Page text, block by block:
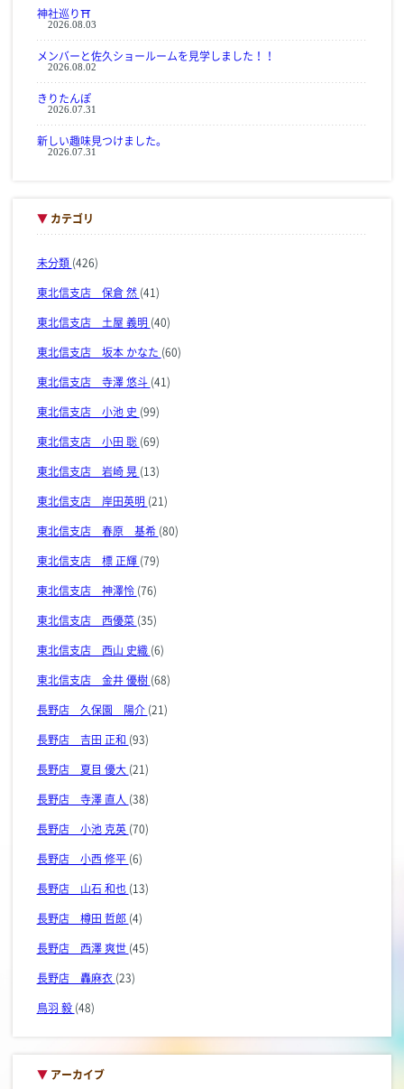
神社巡り⛩
2026.08.03
メンバーと佐久ショールームを見学しました！！
2026.08.02
きりたんぽ
2026.07.31
新しい趣味見つけました。
2026.07.31
▼カテゴリ
未分類 (426)
東北信支店 保倉 然 (41)
東北信支店 土屋 義明 (40)
東北信支店 坂本 かなた (60)
東北信支店 寺澤 悠斗 (41)
東北信支店 小池 史 (99)
東北信支店 小田 聡 (69)
東北信支店 岩崎 晃 (13)
東北信支店 岸田英明 (21)
東北信支店 春原 基希 (80)
東北信支店 標 正輝 (79)
東北信支店 神澤怜 (76)
東北信支店 西優菜 (35)
東北信支店 西山 史織 (6)
東北信支店 金井 優樹 (68)
長野店 久保園 陽介 (21)
長野店 吉田 正和 (93)
長野店 夏目 優大 (21)
長野店 寺澤 直人 (38)
長野店 小池 克英 (70)
長野店 小西 修平 (6)
長野店 山石 和也 (13)
長野店 樽田 哲郎 (4)
長野店 西澤 爽世 (45)
長野店 轟麻衣 (23)
鳥羽 毅 (48)
▼アーカイブ